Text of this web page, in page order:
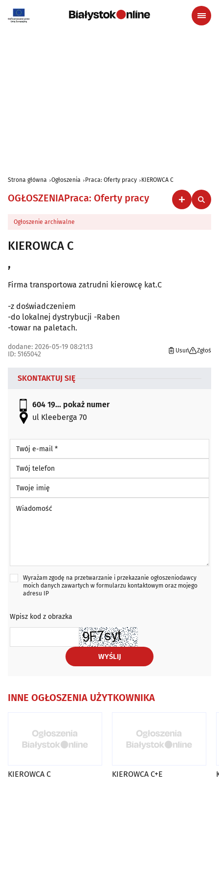
Strona główna Ogłoszenia Praca: Oferty pracy KIEROWCA C
OGŁOSZENIAPraca: Oferty pracy
Ogłoszenie archiwalne
KIEROWCA C
,
Firma transportowa zatrudni kierowcę kat.C
-z doświadczeniem
-do lokalnej dystrybucji -Raben
-towar na paletach.
dodane: 2026-05-19 08:21:13
ID: 5165042
Usuń Zgłoś
SKONTAKTUJ SIĘ
604 19... pokaż numer
ul Kleeberga 70
Wyrażam zgodę na przetwarzanie i przekazanie ogłoszeniodawcy
moich danych zawartych w formularzu kontaktowym oraz mojego
adresu IP
Wpisz kod z obrazka
WYŚLIJ
INNE OGŁOSZENIA UŻYTKOWNIKA
KIEROWCA C KIEROWCA C+E